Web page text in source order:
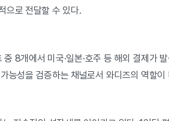
으로 전달할 수 있다.
8개에서 미국·일본·호주 등 해외 결제가
능성을 검증하는 채널로서 와디즈의 역할